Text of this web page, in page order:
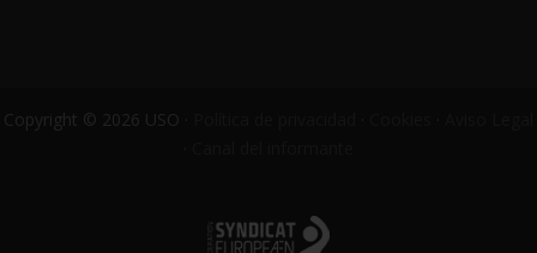
Copyright © 2026 USO ·